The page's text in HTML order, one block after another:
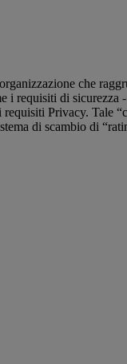
che
requisiti di
Privacy.
di scambio di